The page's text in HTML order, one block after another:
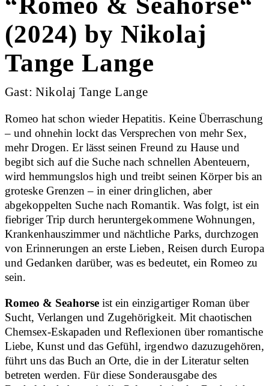
(2024) by Nikolaj
Tange Lange
Gast: Nikolaj Tange Lange
Romeo hat schon wieder Hepatitis. Keine Überraschung
– und ohnehin lockt das Versprechen von mehr Sex,
mehr Drogen. Er lässt seinen Freund zu Hause und
begibt sich auf die Suche nach schnellen Abenteuern,
wird hemmungslos high und treibt seinen Körper bis an
groteske Grenzen – in einer dringlichen, aber
abgekoppelten Suche nach Romantik. Was folgt, ist ein
fiebriger Trip durch heruntergekommene Wohnungen,
Krankenhauszimmer und nächtliche Parks, durchzogen
von Erinnerungen an erste Lieben, Reisen durch Europa
und Gedanken darüber, was es bedeutet, ein Romeo zu
sein.
Romeo & Seahorse ist ein einzigartiger Roman über
Sucht, Verlangen und Zugehörigkeit. Mit chaotischen
Chemsex-Eskapaden und Reflexionen über romantische
Liebe, Kunst und das Gefühl, irgendwo dazuzugehören,
führt uns das Buch an Orte, die in der Literatur selten
betreten werden. Für diese Sonderausgabe des